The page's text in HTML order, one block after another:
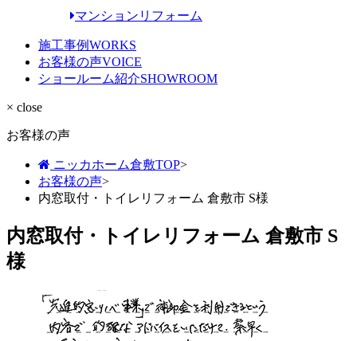
マンションリフォーム
施工事例WORKS
お客様の声VOICE
ショールーム紹介SHOWROOM
× close
お客様の声
ニッカホーム倉敷TOP>
お客様の声>
内窓取付・トイレリフォーム 倉敷市 S様
内窓取付・トイレリフォーム 倉敷市 S
様